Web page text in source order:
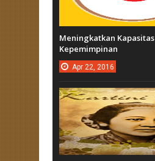
Meningkatkan Kapasitas
Kepemimpinan
Apr 22, 2016